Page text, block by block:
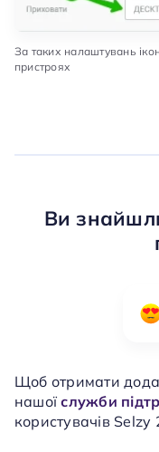
За таких налаштувань
пристроях
Ви
Щоб отримати
нашоїслужби
користувачів Selzy